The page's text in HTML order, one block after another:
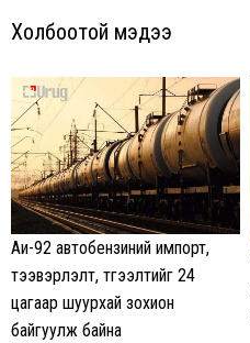
Холбоотой мэдээ
Аи-92 автобензиний импорт,
тээвэрлэлт, түгээлтийг 24
цагаар шуурхай зохион
байгуулж байна